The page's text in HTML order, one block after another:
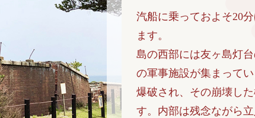
汽船に乗っておよそ20
ます。
島の西部には友ヶ島灯
の軍事施設が集まって
爆破され、その崩壊し
す。内部は残念ながら